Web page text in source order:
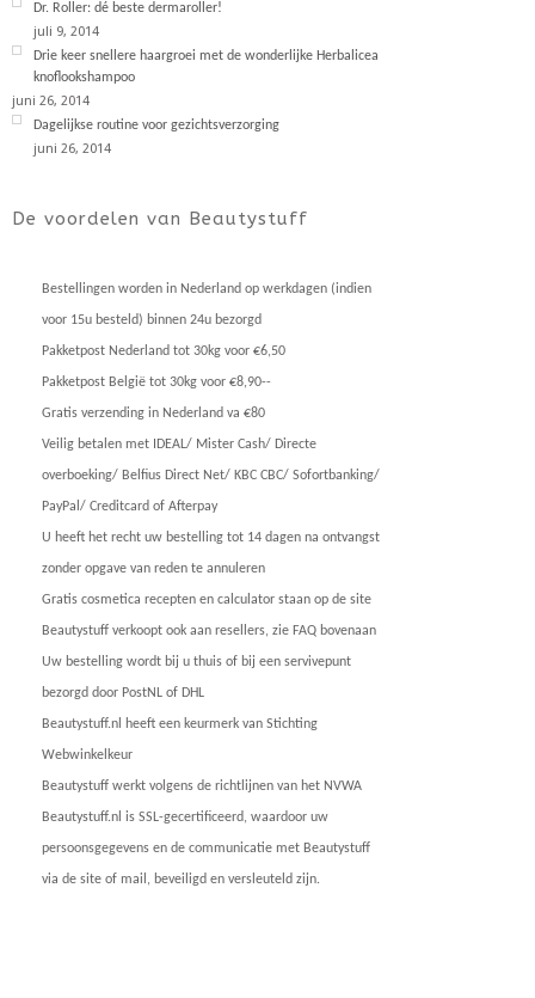
Dr. Roller: dé beste dermaroller!
juli 9, 2014
Drie keer snellere haargroei met de wonderlijke Herbalicea
knoflookshampoo
juni 26, 2014
Dagelijkse routine voor gezichtsverzorging
juni 26, 2014
De voordelen van Beautystuff
Bestellingen worden in Nederland op werkdagen (indien
voor 15u besteld) binnen 24u bezorgd
Pakketpost Nederland tot 30kg voor €6,50
Pakketpost België tot 30kg voor €8,90--
Gratis verzending in Nederland va €80
Veilig betalen met IDEAL/ Mister Cash/ Directe
overboeking/ Belfius Direct Net/ KBC CBC/ Sofortbanking/
PayPal/ Creditcard of Afterpay
U heeft het recht uw bestelling tot 14 dagen na ontvangst
zonder opgave van reden te annuleren
Gratis cosmetica recepten en calculator staan op de site
Beautystuff verkoopt ook aan resellers, zie FAQ bovenaan
Uw bestelling wordt bij u thuis of bij een servivepunt
bezorgd door PostNL of DHL
Beautystuff.nl heeft een keurmerk van Stichting
Webwinkelkeur
Beautystuff werkt volgens de richtlijnen van het NVWA
Beautystuff.nl is SSL-gecertificeerd, waardoor uw
persoonsgegevens en de communicatie met Beautystuff
via de site of mail, beveiligd en versleuteld zijn.